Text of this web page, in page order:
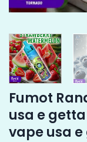
Fumot
usa e
vape usa